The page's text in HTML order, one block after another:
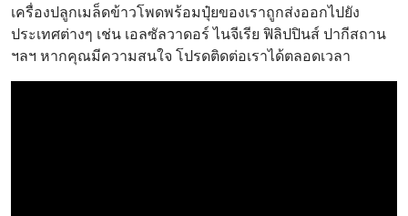
เครื่องปลูกเมล็ดข้าวโพดพร้อมปุ๋ยของเราถูกส่งออกไปยัง
ประเทศต่างๆ เช่น เอลซัลวาดอร์ ไนจีเรีย ฟิลิปปินส์ ปากีสถาน
ฯลฯ หากคุณมีความสนใจ โปรดติดต่อเราได้ตลอดเวลา